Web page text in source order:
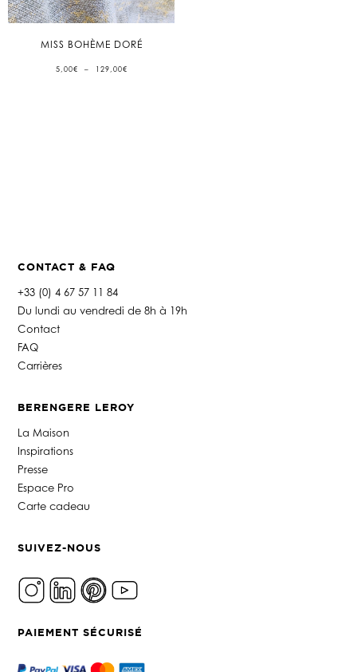
MISS BOHÈME DORÉ
5,00€ – 129,00€PLAGE
DE
CONTACT & FAQ
+33 (0) 4 67 57 11 84
Du lundi au vendredi de 8h à 19h
Contact
FAQ
Carrières
BERENGERE LEROY
La Maison
Inspirations
Presse
Espace Pro
Carte cadeau
SUIVEZ-NOUS
PAIEMENT SÉCURISÉ